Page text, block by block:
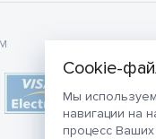
Мы
навигации на
процесс